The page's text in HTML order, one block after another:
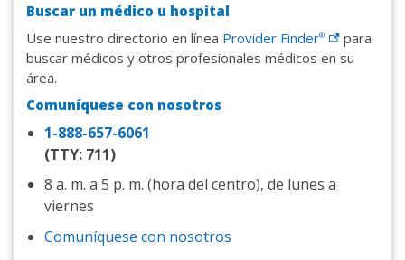
Buscar un médico u hospital
Use nuestro directorio en línea Provider Finder®
para
buscar médicos y otros profesionales médicos en su
área.
Comuníquese con nosotros
1-888-657-6061
(TTY: 711)
8 a. m. a 5 p. m. (hora del centro), de lunes a
viernes
Comuníquese con nosotros